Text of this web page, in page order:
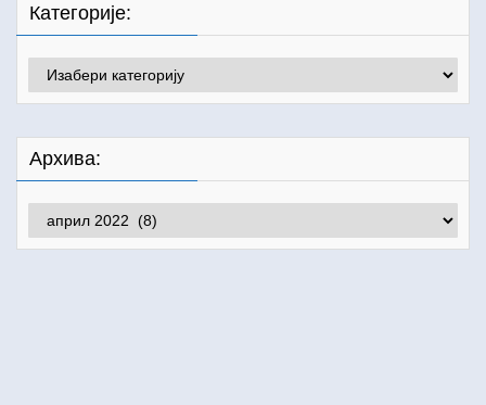
Категорије:
Категорије:
Архива: